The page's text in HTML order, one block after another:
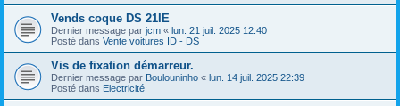
Vends coque DS 21IE
Dernier message par jcm « lun. 21 juil. 2025 12:40
Posté dans Vente voitures ID - DS
Vis de fixation démarreur.
Dernier message par Boulouninho « lun. 14 juil. 2025 22:39
Posté dans Electricité